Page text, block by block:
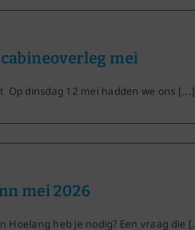
mei
Op dinsdag 12 mei hadden we ons [...]
mei
mei 2026
Hoelang heb je nodig? Een vraag die